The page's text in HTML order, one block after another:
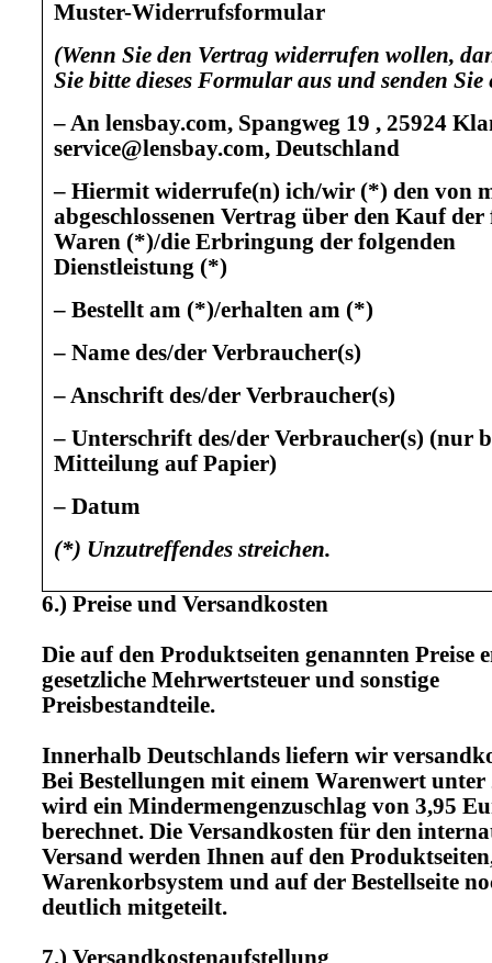
Muster-Widerrufsformular
(Wenn Sie den Vertrag widerrufen wollen,
Sie bitte dieses Formular aus und senden Sie
– An lensbay.com, Spangweg 19 , 25924
service@lensbay.com, Deutschland
– Hiermit widerrufe(n) ich/wir (*) den von
abgeschlossenen Vertrag über den Kauf der
Waren (*)/die Erbringung der folgenden
Dienstleistung (*)
– Bestellt am (*)/erhalten am (*)
– Name des/der Verbraucher(s)
– Anschrift des/der Verbraucher(s)
– Unterschrift des/der Verbraucher(s) (nur
Mitteilung auf Papier)
– Datum
(*) Unzutreffendes streichen.
6.) Preise und Versandkosten
Die auf den Produktseiten genannten Preise
gesetzliche Mehrwertsteuer und sonstige
Preisbestandteile.
Innerhalb Deutschlands liefern wir
Bei Bestellungen mit einem Warenwert unter
wird ein Mindermengenzuschlag von 3,95
berechnet. Die Versandkosten für den
Versand werden Ihnen auf den
Warenkorbsystem und auf der Bestellseite
deutlich mitgeteilt.
7.) Versandkostenaufstellung